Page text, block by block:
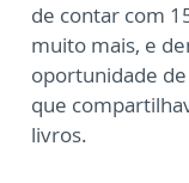
de contar com
muito mais, e
oportunidade
que
livros.